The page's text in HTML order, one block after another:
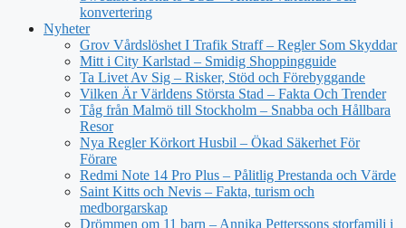
konvertering
Nyheter
Grov Vårdslöshet I Trafik Straff – Regler Som Skyddar
Mitt i City Karlstad – Smidig Shoppingguide
Ta Livet Av Sig – Risker, Stöd och Förebyggande
Vilken Är Världens Största Stad – Fakta Och Trender
Tåg från Malmö till Stockholm – Snabba och Hållbara
Resor
Nya Regler Körkort Husbil – Ökad Säkerhet För
Förare
Redmi Note 14 Pro Plus – Pålitlig Prestanda och Värde
Saint Kitts och Nevis – Fakta, turism och
medborgarskap
Drömmen om 11 barn – Annika Petterssons storfamilj i